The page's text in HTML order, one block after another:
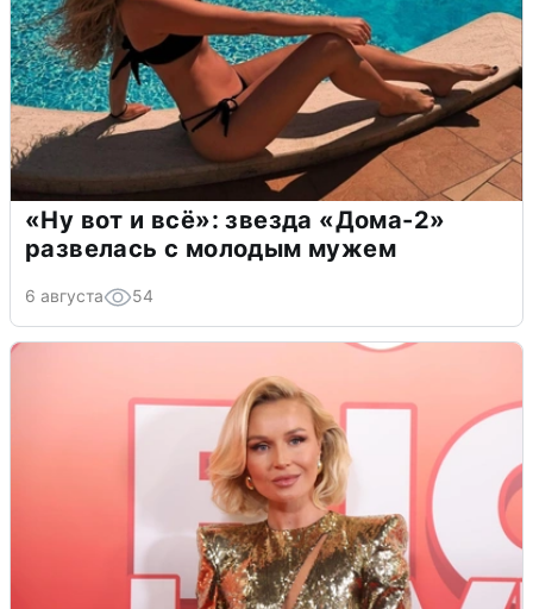
«Ну вот и всё»: звезда «Дома-2»
развелась с молодым мужем
6 августа 54